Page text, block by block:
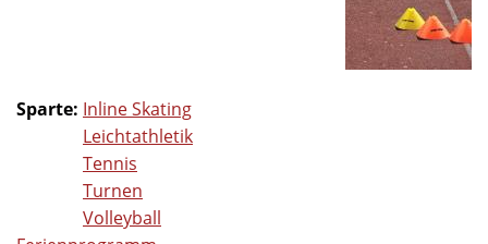
Sparte: Inline Skating
Leichtathletik
Tennis
Turnen
Volleyball